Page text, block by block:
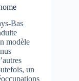
Bas
modèle
un